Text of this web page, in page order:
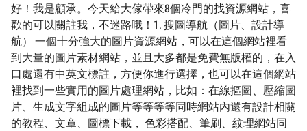
好！我是顧承。今天給大傢帶來8個冷門的找資源網站，喜
歡的可以關註我，不迷路哦！1. 搜圖導航（圖片、設計導
航） 一個十分強大的圖片資源網站，可以在這個網站裡看
到大量的圖片素材網站，並且大多都是免費無版權的，在入
口處還有中英文標註，方便你進行選擇，也可以在這個網站
裡找到一些實用的圖片處理網站，比如：在線摳圖、壓縮圖
片、生成文字組成的圖片等等等等同時網站內還有設計相關
的教程、文章、圖標下載， 色彩搭配、筆刷、紋理網站同